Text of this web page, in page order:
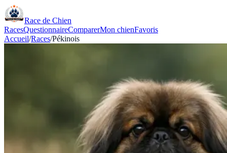
Race de Chien
RacesQuestionnaireComparerMon chienFavoris
Accueil/Races/Pékinois